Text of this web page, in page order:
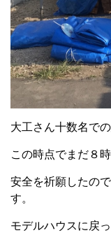
大工さん十数名で
この時点でまだ８時
安全を祈願したの
す。
モデルハウスに戻